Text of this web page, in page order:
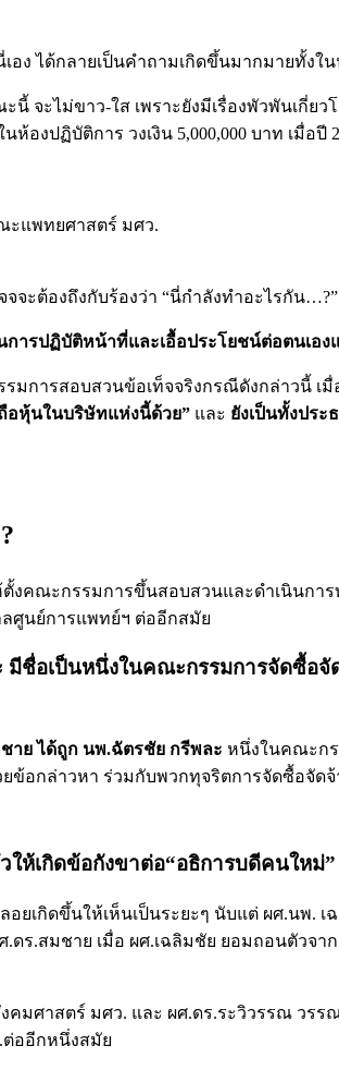
เอง ได้กลายเป็นคำถามเกิดขึ้นมากมายทั้ง
นี้ จะไม่ขาว-ใส เพราะยังมีเรื่องพัวพันเกี่ยว
งปฏิบัติการ วงเงิน 5,000,000 บาท เมื่
แพทยศาสตร์ มศว.
จะต้องถึงกับร้องว่า “นี่กำลังทำอะไรกัน
ารปฏิบัติหน้าที่และเอื้อประโยชน์ต่อตนเอง
รมการสอบสวนข้อเท็จจริงกรณีดังกล่าวนี้ เมื่
อหุ้นในบริษัทแห่งนี้ด้วย” และ ยังเป็นทั้งประ
งคณะกรรมการขึ้นสอบสวนและดำเนินการ
ศูนย์การแพทย์ฯ ต่ออีกสมัย
มีชื่อเป็นหนึ่งในคณะกรรมการจัดซื้
าย ได้ถูก นพ.ฉัตรชัย กรีพละ หนึ่งในคณะก
ข้อกล่าวหา ร่วมกับพวกทุจริตการจัดซื้อจัด
ห้เกิดข้อกังขาต่อ“อธิการบดีคนใหม่
ยเกิดขึ้นให้เห็นเป็นระยะๆ นับแต่ ผศ.นพ
ดร.สมชาย เมื่อ ผศ.เฉลิมชัย ยอมถอนตัวจ
ศาสตร์ มศว. และ ผศ.ดร.ระวิวรรณ วร
ต่ออีกหนึ่งสมัย